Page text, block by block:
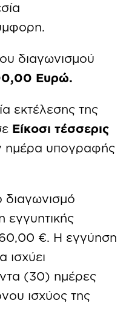
διαγωνισμού
Ευρώ.
εκτέλεσης της
Είκοσι τέσσερις
ημέρα υπογραφής
διαγωνισμό
εγγυητικής
€. Η εγγύηση
ισχύει
(30) ημέρες
ισχύος της